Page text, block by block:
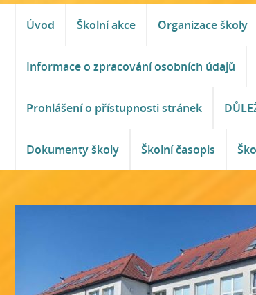
Úvod Školní akce Organizace školy
Informace o zpracování osobních údajů
Prohlášení o přístupnosti stránek
Dokumenty školy Školní časopis